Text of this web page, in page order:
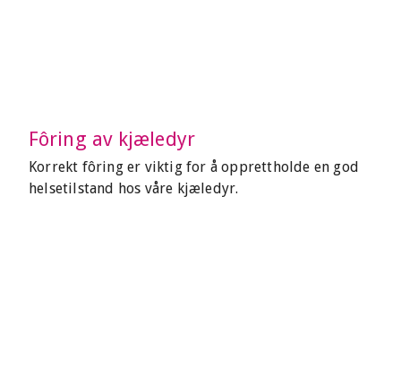
Fôring av kjæledyr
Korrekt fôring er viktig for å opprettholde en god
helsetilstand hos våre kjæledyr.